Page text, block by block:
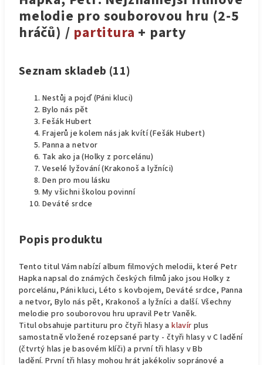
melodie pro souborovou hru (2-5
hráčů) / partitura + party
Seznam skladeb (11)
Nestůj a pojď (Páni kluci)
Bylo nás pět
Fešák Hubert
Frajerů je kolem nás jak kvítí (Fešák Hubert)
Panna a netvor
Tak ako ja (Holky z porcelánu)
Veselé lyžování (Krakonoš a lyžníci)
Den pro mou lásku
My všichni školou povinní
Deváté srdce
Popis produktu
Tento titul Vám nabízí album filmových melodii, které Petr
Hapka napsal do známých českých filmů jako jsou Holky z
porcelánu, Páni kluci, Léto s kovbojem, Deváté srdce, Panna
a netvor, Bylo nás pět, Krakonoš a lyžníci a další. Všechny
melodie pro souborovou hru upravil Petr Vaněk.
Titul obsahuje partituru pro čtyři hlasy aklavír plus
samostatně vložené rozepsané party - čtyři hlasy v C ladění
(čtvrtý hlas je basovém klíči) a první tři hlasy v Bb
ladění. První tři hlasy mohou hrát jakékoliv sopránové a